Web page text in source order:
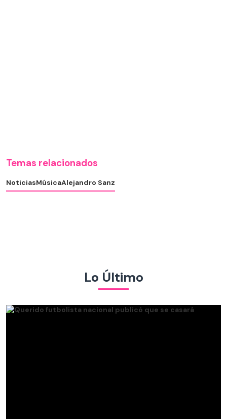
Temas relacionados
NoticiasMúsicaAlejandro Sanz
Lo Último